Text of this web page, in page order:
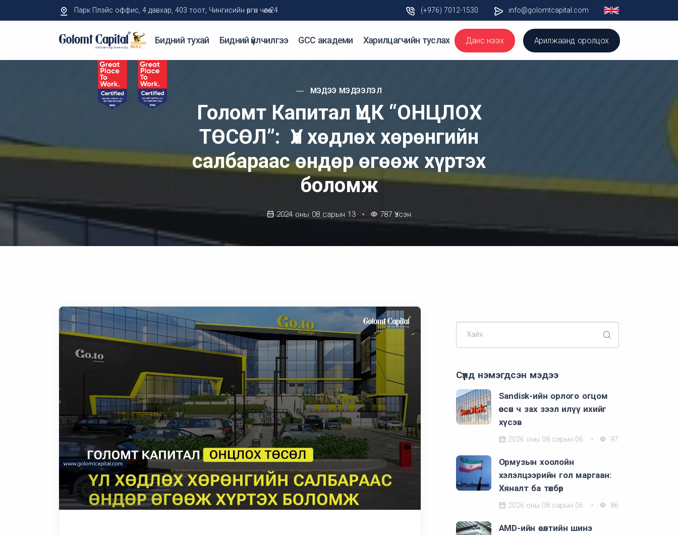
Парк Плэйс оффис, 4 давхар, 403 тоот, Чингисийн өргөн чөлөө-24 (+976) 7012-1530 info@golomtcapital.com
Бидний тухай Бидний үйлчилгээ GCC академи Харилцагчийн туслах Данс нээх Арилжаанд оролцох
МЭДЭЭ МЭДЭЭЛЭЛ
Голомт Капитал ҮЦК “ОНЦЛОХ
ТӨСӨЛ”: Үл хөдлөх хөрөнгийн
салбараас өндөр өгөөж хүртэх
боломж
2024 оны 08 сарын 13 787 Үзсэн
Хайх
Сүүлд нэмэгдсэн мэдээ
Sandisk-ийн орлого огцом
өссөн ч зах зээл илүү ихийг
хүсэв
2026 оны 08 сарын 06 97
Ормузын хоолойн
хэлэлцээрийн гол маргаан:
Хяналт ба төлбөр
2026 оны 08 сарын 06 86
AMD-ийн өсөлтийн шинэ